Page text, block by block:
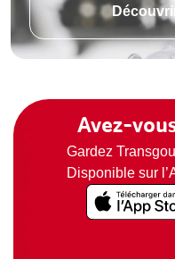
Avez-
Gardez
Disponible sur